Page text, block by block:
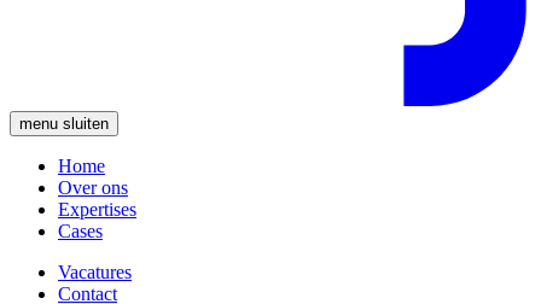
menu sluiten
Home
Over ons
Expertises
Cases
Vacatures
Contact